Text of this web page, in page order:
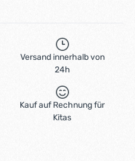
Versand innerhalb von
24h
Kauf auf Rechnung für
Kitas